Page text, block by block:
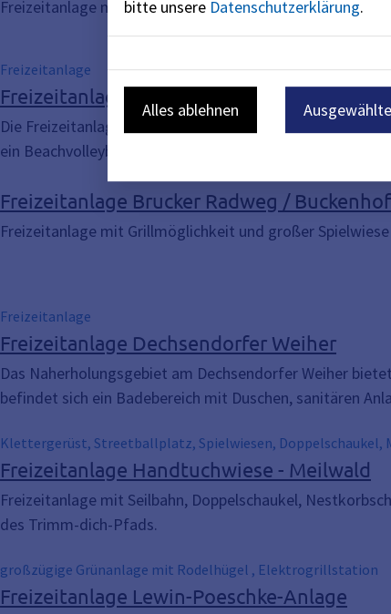
Freizeitanlage mit Streetballkörben und
Freizeitanlage
Freizeitanlage Bayernstraße
Die Freizeitanlage Bayernstraße befindet sich im
ein Beachvolleyball-Feld, eine Calisthenics-Anlage und
Freizeitanlage Brucker Radweg /
Freizeitanlage mit Grillmöglichkeit und großer Spielwiese
Freizeitanlage
Freizeitanlage Dechsendorfer Weiher
Das Naherholungsgebiet am Dechsendorfer Weiher
befindet sich ein Badebereich mit Duschen, sanitären
Klettergerüst, Streetballplatz, Spielwiesen, Doppelschaukel,
Freizeitanlage Handtuchwiese - Meilwald
Freizeitanlage mit Seilbahn, Doppelschaukel,
des Trimm-dich-Pfads.
großzügige Grünanlage mit Rodelhügel , Elektrogrillstation
Freizeitanlage Lewin-Poeschke-Anlage
bitte unsere Datenschutzerklärung.
Alles ablehnen